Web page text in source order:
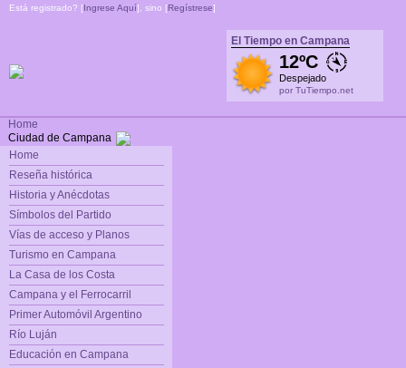
Está registrado? [Ingrese Aquí], sino [Regístrese]
El Tiempo en Campana
12ºC
Despejado
por TuTiempo.net
Home
Ciudad de Campana
Home
Reseña histórica
Historia y Anécdotas
Símbolos del Partido
Vías de acceso y Planos
Turismo en Campana
La Casa de los Costa
Campana y el Ferrocarril
Primer Automóvil Argentino
Río Luján
Educación en Campana